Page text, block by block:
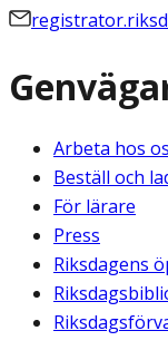
Arbeta hos
Beställ och
För lärare
Press
Riksdagens